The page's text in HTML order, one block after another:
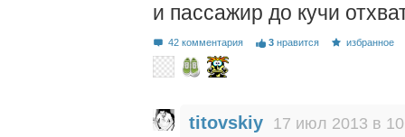
и пассажир до кучи
42 комментария 3 нравится избранное
titovskiy 17 июл 2013 в